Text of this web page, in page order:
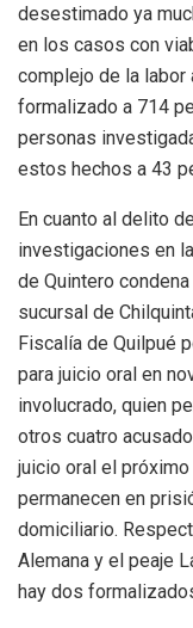
desestimado ya
en los casos con
complejo de la labor
formalizado a 714
personas
estos hechos a 43
En cuanto al delito
investigaciones en
de Quintero
sucursal de
Fiscalía de Quilpué
para juicio oral en
involucrado, quien
otros cuatro
juicio oral el
permanecen en
domiciliario.
Alemana y el peaje
hay dos